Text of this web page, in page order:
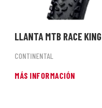
LLANTA MTB RACE KING
CONTINENTAL
MÁS INFORMACIÓN